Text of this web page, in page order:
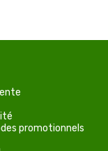
promotionnels